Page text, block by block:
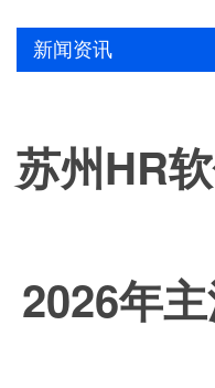
新闻资讯
苏州HR
2026年